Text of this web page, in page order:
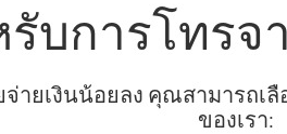
บการโทรจ
ายเงินน้อยลง คุณสามารถเ
ของเรา: